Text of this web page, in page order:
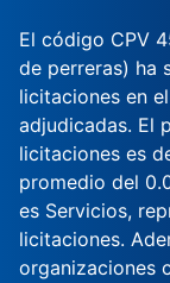
El código CPV
de perreras) ha
licitaciones en
adjudicadas. El
licitaciones es
promedio del
es Servicios,
licitaciones.
organizaciones